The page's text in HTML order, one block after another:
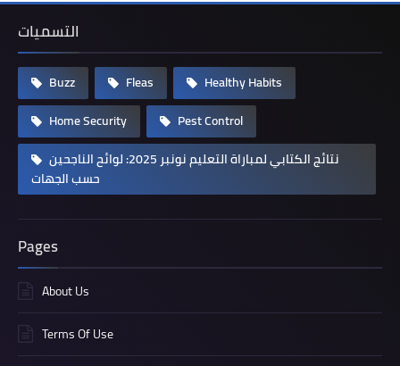
التسميات
Buzz Fleas
Healthy Habits
Home Security
Pest Control
حسب الجهات
Pages
About Us
Terms Of Use